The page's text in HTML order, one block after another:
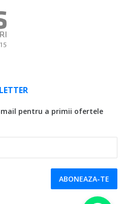
pentru a primii ofertele
ABONEAZA-TE